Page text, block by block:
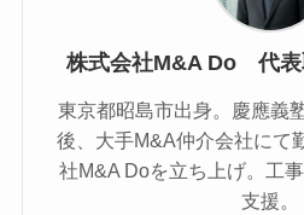
株式会社M&A Do 代
東京都昭島市出身。慶應義
後、大手M&A仲介会社にて
社M&A Doを立ち上げ。工
支援。